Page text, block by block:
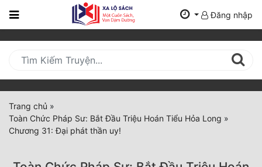
Trang
Mới
Cập
Nhật
(current)
BXH
Đăng nhập
Trang chủ »
Toàn Chức Pháp Sư: Bắt Đầu Triệu Hoán Tiểu Hỏa Long »
Chương 31: Đại phát thần uy!